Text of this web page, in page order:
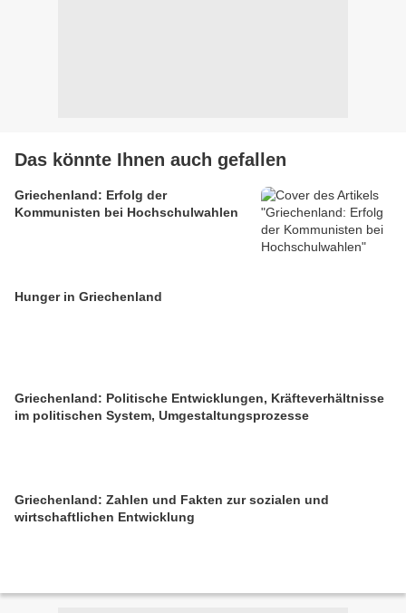
Das könnte Ihnen auch gefallen
Griechenland: Erfolg der
Kommunisten bei Hochschulwahlen
Hunger in Griechenland
Griechenland: Politische Entwicklungen, Kräfteverhältnisse
im politischen System, Umgestaltungsprozesse
Griechenland: Zahlen und Fakten zur sozialen und
wirtschaftlichen Entwicklung